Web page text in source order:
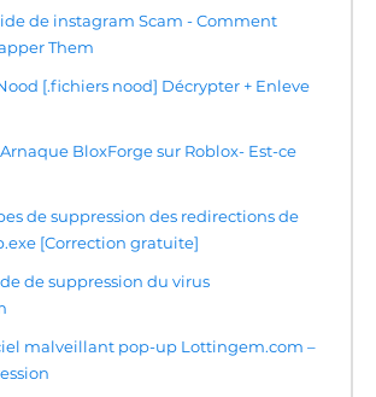
de instagram Scam - Comment
Them
[.fichiers nood] Décrypter + Enleve
Arnaque BloxForge sur Roblox- Est-ce
de suppression des redirections de
[Correction gratuite]
de suppression du virus
malveillant pop-up Lottingem.com –